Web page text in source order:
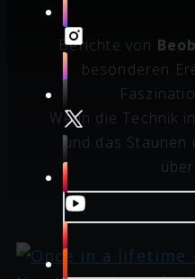
Berichte von
besonderen
Wenn die Technik
und das Staunen